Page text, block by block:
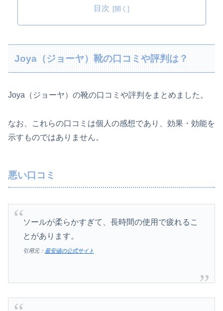
目次
Joya（ジョーヤ）靴の口コミや評判は？
Joya（ジョーヤ）の靴の口コミや評判をまとめました。
なお、これらの口コミは個人の感想であり、効果・効能を
示すものではありません。
悪い口コミ
ソールが柔らかすぎて、長時間の使用で疲れるこ
とがあります。
引用元： 最安値の公式サイト